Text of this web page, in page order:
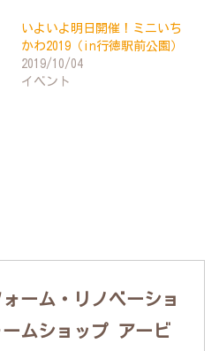
いよいよ明日開催！ミニいち
かわ2019（in行徳駅前公園）
2019/10/04
イベント
ーム・リノベーショ
ムショップ アービ